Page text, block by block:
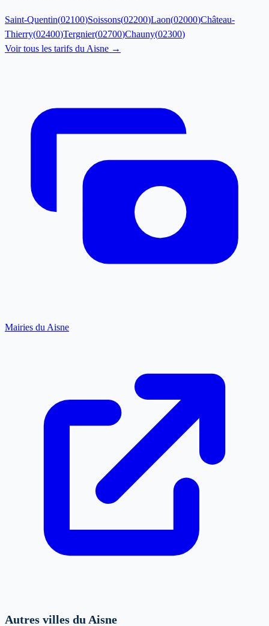
Saint-Quentin(02100)Soissons(02200)Laon(02000)Château-
Thierry(02400)Tergnier(02700)Chauny(02300)
Voir tous les tarifs duAisne →
Mairies du Aisne
Autres villes du Aisne